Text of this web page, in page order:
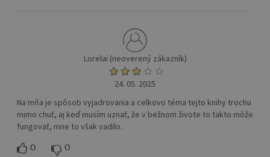
Lorelai (neoverený zákazník)
24. 05. 2025
Na mňa je spôsob vyjadrovania a celkovo téma tejto knihy trochu
mimo chuť, aj keď musím uznať, že v bežnom živote to takto môže
fungovať, mne to však vadilo.
0 0